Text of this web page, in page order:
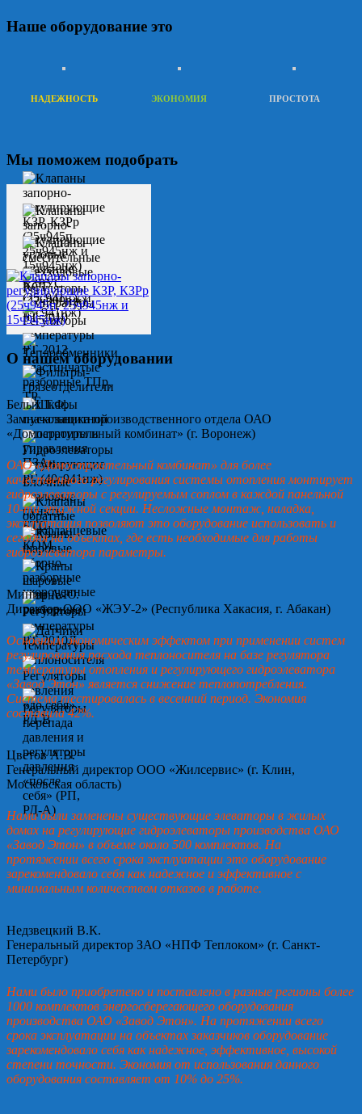
Наше оборудование это
НАДЕЖНОСТЬ ЭКОНОМИЯ ПРОСТОТА
Мы поможем подобрать
О нашем оборудовании
Белых Т.Ф.
Замначальника производственного отдела ОАО
«Домостроительный комбинат» (г. Воронеж)
ОАО «Домостроительный комбинат» для более
качественного регулирования системы отопления монтирует
гидроэлеваторы с регулируемым соплом в каждой панельной
10-ти этажной секции. Несложные монтаж, наладка,
эксплуатация позволяют это оборудование использовать и
сегодня на объектах, где есть необходимые для работы
гидроэлеватора параметры.
Минин А.Ю.
Директор ООО «ЖЭУ-2» (Республика Хакасия, г. Абакан)
Основным экономическим эффектом при применении систем
регулирования расхода теплоносителя на базе регулятора
температуры отопления и регулирующего гидроэлеватора
«Завод Этон» является снижение теплопотребления.
Система тестировалась в весенний период. Экономия
составила 42%.
Цветов А.В.
Генеральный директор ООО «Жилсервис» (г. Клин,
Московская область)
Нами были заменены существующие элеваторы в жилых
домах на регулирующие гидроэлеваторы производства ОАО
«Завод Этон» в объеме около 500 комплектов. На
протяжении всего срока эксплуатации это оборудование
зарекомендовало себя как надежное и эффективное с
минимальным количеством отказов в работе.
Недзвецкий В.К.
Генеральный директор ЗАО «НПФ Теплоком» (г. Санкт-
Петербург)
Нами было приобретено и поставлено в разные регионы более
1000 комплектов энергосберегающего оборудования
производства ОАО «Завод Этон». На протяжении всего
срока эксплуатации на объектах заказчиков оборудование
зарекомендовало себя как надежное, эффективное, высокой
степени точности. Экономия от использования данного
оборудования составляет от 10% до 25%.